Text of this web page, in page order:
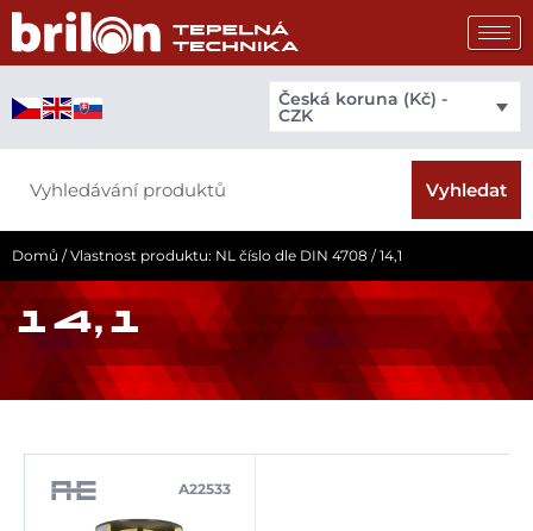
Přeskočit
obsah
Česká koruna (Kč) -
CZK
Vyhledat
Domů / Vlastnost produktu: NL číslo dle DIN 4708 / 14,1
14,1
A22533